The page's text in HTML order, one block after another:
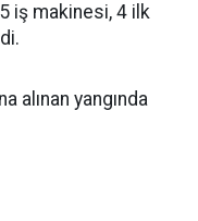
iş makinesi, 4 ilk
alınan yangında